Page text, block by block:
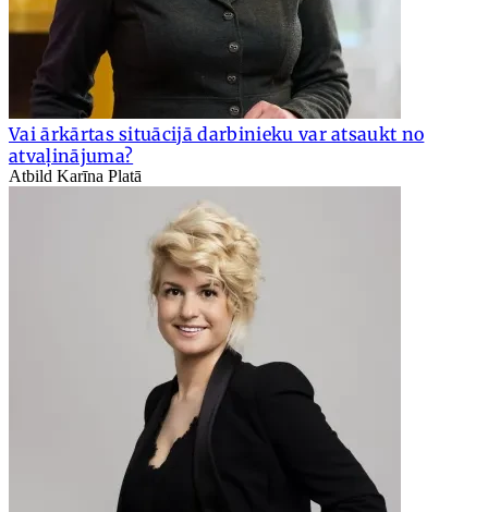
Vai ārkārtas situācijā darbinieku var atsaukt no
atvaļinājuma?
Atbild Karīna Platā